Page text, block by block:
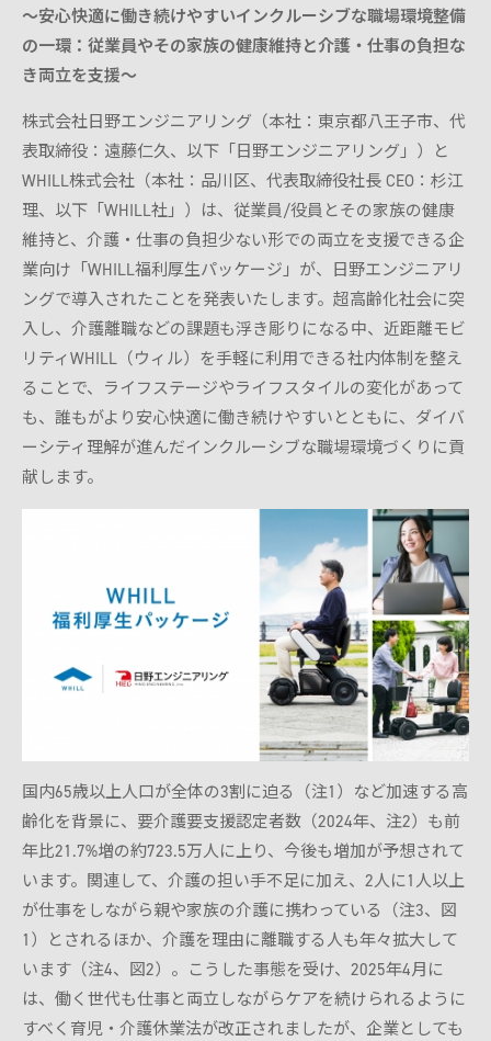
Model S
保険・ロードサービスなど
本体保証サービス
訪問設定サービス
点検パック
アクセサリー
モデルを比較する
モデル比較
分割払い
最適モデル診断
WHILL ID
アフターサービス・修理
ウィル直販のサービス
よくある質問・お問い合わせ
施設への導入を検討
サービス概要
提供プラン
導入事例
お問い合わせ（法人の方）
研究向け
研究モデルを検討
製品概要
お問い合わせ（研究機関の方）
〜安心快適に働き続けやすいインクルーシブな職場環境整備
の一環：従業員やその家族の健康維持と介護・仕事の負担な
き両立を支援〜
株式会社日野エンジニアリング（本社：東京都八王子市、代
表取締役：遠藤仁久、以下「日野エンジニアリング」）と
WHILL株式会社（本社：品川区、代表取締役社長 CEO：杉江
理、以下「WHILL社」）は、従業員/役員とその家族の健康
維持と、介護・仕事の負担少ない形での両立を支援できる企
業向け「WHILL福利厚生パッケージ」が、日野エンジニアリ
ングで導入されたことを発表いたします。超高齢化社会に突
入し、介護離職などの課題も浮き彫りになる中、近距離モビ
リティWHILL（ウィル）を手軽に利用できる社内体制を整え
ることで、ライフステージやライフスタイルの変化があって
も、誰もがより安心快適に働き続けやすいとともに、ダイバ
ーシティ理解が進んだインクルーシブな職場環境づくりに貢
献します。
国内65歳以上人口が全体の3割に迫る（注1）など加速する高
齢化を背景に、要介護要支援認定者数（2024年、注2）も前
年比21.7%増の約723.5万人に上り、今後も増加が予想されて
います。関連して、介護の担い手不足に加え、2人に1人以上
が仕事をしながら親や家族の介護に携わっている（注3、図
1）とされるほか、介護を理由に離職する人も年々拡大して
います（注4、図2）。こうした事態を受け、2025年4月に
は、働く世代も仕事と両立しながらケアを続けられるように
すべく育児・介護休業法が改正されましたが、企業としても